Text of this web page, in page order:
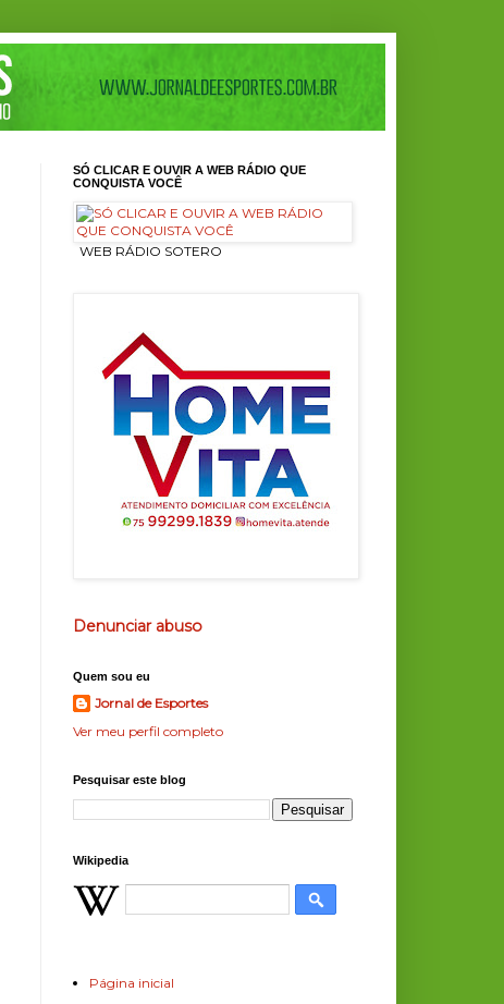
SÓ CLICAR E OUVIR A WEB RÁDIO QUE
CONQUISTA VOCÊ
ㅤ WEB RÁDIO SOTERO
Denunciar abuso
Quem sou eu
Jornal de Esportes
Ver meu perfil completo
Pesquisar este blog
Wikipedia
Página inicial